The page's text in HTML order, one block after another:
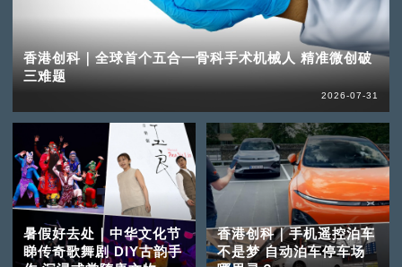
香港创科｜全球首个五合一骨科手术机械人 精准微创破
三难题
2026-07-31
暑假好去处｜中华文化节
睇传奇歌舞剧 DIY古韵手
香港创科｜手机遥控泊车
不是梦 自动泊车停车场